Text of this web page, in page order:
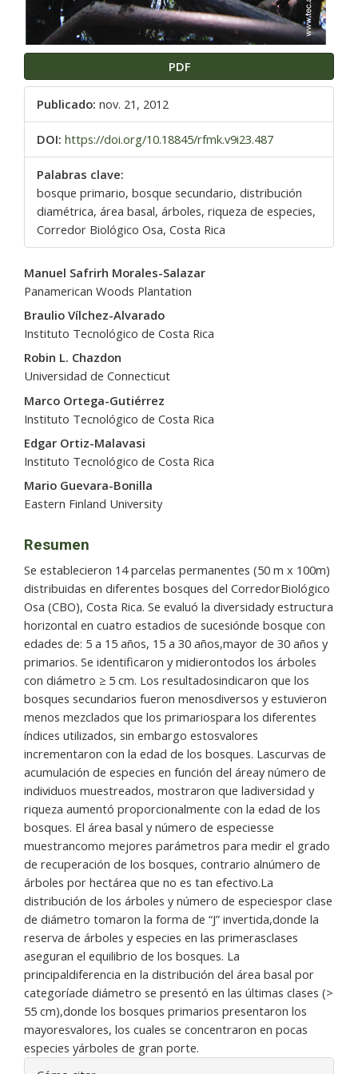
PDF
Publicado: nov. 21, 2012
DOI: https://doi.org/10.18845/rfmk.v9i23.487
Palabras clave:
bosque primario, bosque secundario, distribución
diamétrica, área basal, árboles, riqueza de especies,
Corredor Biológico Osa, Costa Rica
Contenido
principal
artículo
Manuel Safrirh Morales-Salazar
Panamerican Woods Plantation
Braulio Vílchez-Alvarado
Instituto Tecnológico de Costa Rica
Robin L. Chazdon
Universidad de Connecticut
Marco Ortega-Gutiérrez
Instituto Tecnológico de Costa Rica
Edgar Ortiz-Malavasi
Instituto Tecnológico de Costa Rica
Mario Guevara-Bonilla
Eastern Finland University
Resumen
Se establecieron 14 parcelas permanentes (50 m x 100m)
distribuidas en diferentes bosques del CorredorBiológico
Osa (CBO), Costa Rica. Se evaluó la diversidady estructura
horizontal en cuatro estadios de sucesiónde bosque con
edades de: 5 a 15 años, 15 a 30 años,mayor de 30 años y
primarios. Se identificaron y midierontodos los árboles
con diámetro ≥ 5 cm. Los resultadosindicaron que los
bosques secundarios fueron menosdiversos y estuvieron
menos mezclados que los primariospara los diferentes
índices utilizados, sin embargo estosvalores
incrementaron con la edad de los bosques. Lascurvas de
acumulación de especies en función del áreay número de
individuos muestreados, mostraron que ladiversidad y
riqueza aumentó proporcionalmente con la edad de los
bosques. El área basal y número de especiesse
muestrancomo mejores parámetros para medir el grado
de recuperación de los bosques, contrario alnúmero de
árboles por hectárea que no es tan efectivo.La
distribución de los árboles y número de especiespor clase
de diámetro tomaron la forma de “J” invertida,donde la
reserva de árboles y especies en las primerasclases
aseguran el equilibrio de los bosques. La
principaldiferencia en la distribución del área basal por
categoríade diámetro se presentó en las últimas clases (>
55 cm),donde los bosques primarios presentaron los
mayoresvalores, los cuales se concentraron en pocas
especies yárboles de gran porte.
Detalles